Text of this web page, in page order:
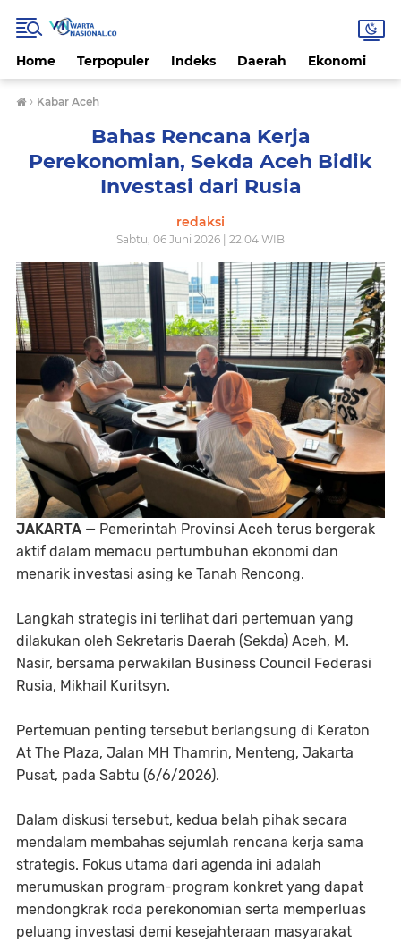
Home Terpopuler Indeks Daerah Ekonomi
› Kabar Aceh
Bahas Rencana Kerja
Perekonomian, Sekda Aceh Bidik
Investasi dari Rusia
redaksi
Sabtu, 06 Juni 2026 | 22.04 WIB
JAKARTA — Pemerintah Provinsi Aceh terus bergerak
aktif dalam memacu pertumbuhan ekonomi dan
menarik investasi asing ke Tanah Rencong.
Langkah strategis ini terlihat dari pertemuan yang
dilakukan oleh Sekretaris Daerah (Sekda) Aceh, M.
Nasir, bersama perwakilan Business Council Federasi
Rusia, Mikhail Kuritsyn.
Pertemuan penting tersebut berlangsung di Keraton
At The Plaza, Jalan MH Thamrin, Menteng, Jakarta
Pusat, pada Sabtu (6/6/2026).
Dalam diskusi tersebut, kedua belah pihak secara
mendalam membahas sejumlah rencana kerja sama
strategis. Fokus utama dari agenda ini adalah
merumuskan program-program konkret yang dapat
mendongkrak roda perekonomian serta memperluas
peluang investasi demi kesejahteraan masyarakat